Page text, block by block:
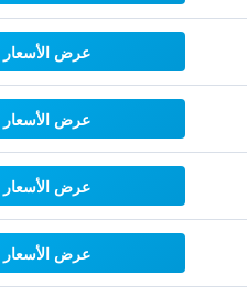
عرض الأسعار
عرض الأسعار
عرض الأسعار
عرض الأسعار